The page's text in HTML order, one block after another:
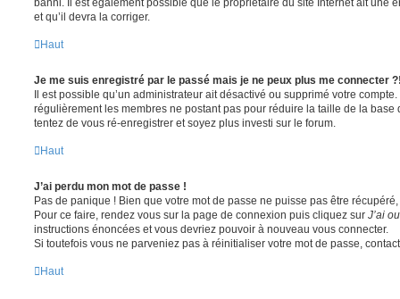
et qu’il devra la corriger.
Haut
Je me suis enregistré par le passé mais je ne peux plus me connecter
Il est possible qu’un administrateur ait désactivé ou supprimé votre
régulièrement les membres ne postant pas pour réduire la taille de la base
tentez de vous ré-enregistrer et soyez plus investi sur le forum.
Haut
J’ai perdu mon mot de passe !
Pas de panique ! Bien que votre mot de passe ne puisse pas être
Pour ce faire, rendez vous sur la page de connexion puis cliquez sur J’ai
instructions énoncées et vous devriez pouvoir à nouveau vous connecter.
Si toutefois vous ne parveniez pas à réinitialiser votre mot de passe,
Haut